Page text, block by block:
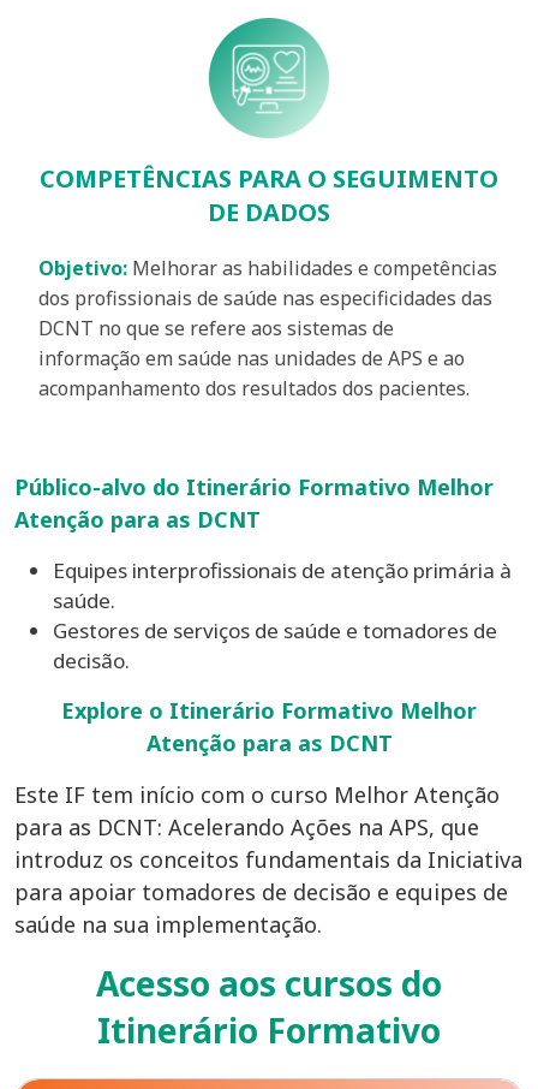
COMPETÊNCIAS PARA O SEGUIMENTO
DE DADOS
Objetivo: Melhorar as habilidades e competências
dos profissionais de saúde nas especificidades das
DCNT no que se refere aos sistemas de
informação em saúde nas unidades de APS e ao
acompanhamento dos resultados dos pacientes.
Público-alvo do Itinerário Formativo Melhor
Atenção para as DCNT
Equipes interprofissionais de atenção primária à
saúde.
Gestores de serviços de saúde e tomadores de
decisão.
Explore o Itinerário Formativo Melhor
Atenção para as DCNT
Este IF tem início com o curso Melhor Atenção
para as DCNT: Acelerando Ações na APS, que
introduz os conceitos fundamentais da Iniciativa
para apoiar tomadores de decisão e equipes de
saúde na sua implementação.
Acesso aos cursos do
Itinerário Formativo